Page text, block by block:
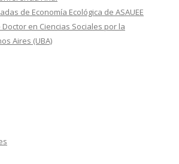
de Economía Ecológica de ASAUEE
Doctor en Ciencias Sociales por la
Aires (UBA)